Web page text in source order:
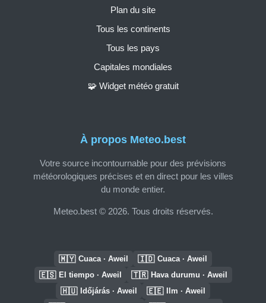
À propos Meteo.best
Votre source incontournable pour des prévisions
météorologiques précises et en direct pour les villes
du monde entier.
Meteo.best © 2026. Tous droits réservés.
Plan du site
Tous les continents
Tous les pays
Capitales mondiales
🧩 Widget météo gratuit
🇲🇾 Cuaca · Aweil 🇮🇩 Cuaca · Aweil
🇪🇸 El tiempo · Aweil 🇹🇷 Hava durumu · Aweil
🇭🇺 Időjárás · Aweil 🇪🇪 Ilm · Aweil